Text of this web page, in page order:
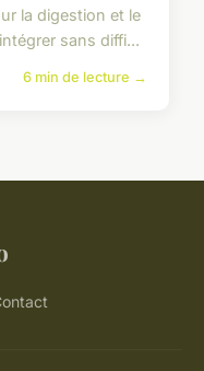
la digestion et le
sans diffi...
6 min de lecture →